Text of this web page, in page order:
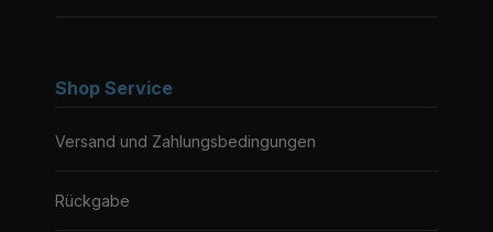
Shop Service
Versand und Zahlungsbedingungen
Rückgabe